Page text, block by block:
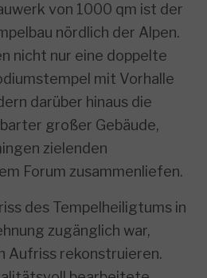
von 1000 qm ist der
nördlich der Alpen.
nicht nur eine doppelte
mit Vorhalle
darüber hinaus die
großer Gebäude,
zielenden
Forum zusammenliefen.
des Tempelheiligtums in
zugänglich war,
Aufriss rekonstruieren.